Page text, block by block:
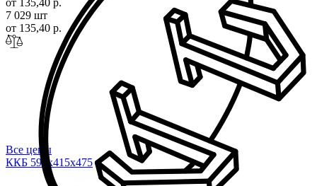
7 029 шт
от 135,40 р.
Все цены
ККБ 595х415х475